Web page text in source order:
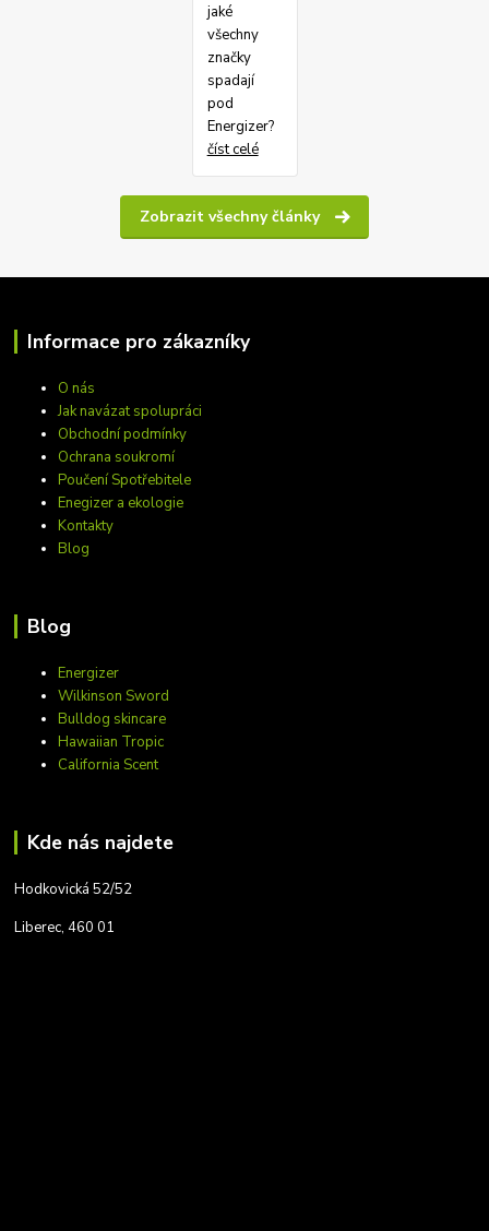
jaké
všechny
značky
spadají
pod
Energizer?
číst celé
Zobrazit všechny články
Informace pro zákazníky
O nás
Jak navázat spolupráci
Obchodní podmínky
Ochrana soukromí
Poučení Spotřebitele
Enegizer a ekologie
Kontakty
Blog
Blog
Energizer
Wilkinson Sword
Bulldog skincare
Hawaiian Tropic
California Scent
Kde nás najdete
Hodkovická 52/52
Liberec, 460 01